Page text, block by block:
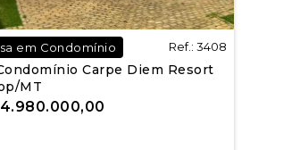
em Condomínio Ref.: 3408
Carpe Diem Resort
MT
4.980.000,00